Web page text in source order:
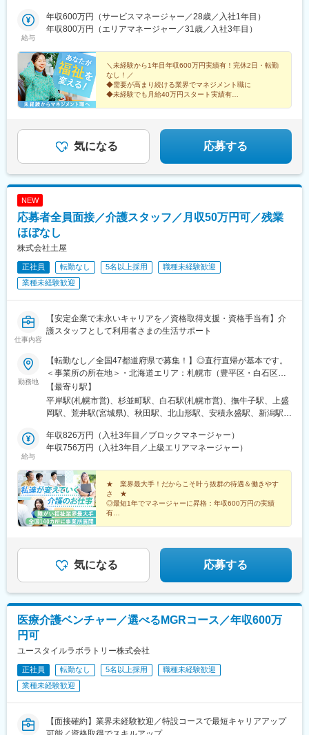
木、群馬、埼玉、千葉、東京、神奈川、新潟、富山、山梨、長野■
東海／岐阜、静岡、愛知、三重■関西／滋賀、京都、大阪、兵庫、
媛、高知■九州／福岡、佐賀、長崎、熊本、大分、宮崎、鹿児島、
沖縄★【エリア勤務希望・移住希望の方優遇】：サポート制度も
充実していますので、現在のお住まいに関わらずご希望をお知ら
せください！☆『寮費無料プラン』あり（規定有）：下記勤務地
希望・移住希望の方はお気軽にご相談ください！※【北海道】【東
京都】【神奈川県】【新潟県】【三重県】【滋賀県】【沖縄県】
用会社負担等の移住支援あり（規定有）・U・Iターン転勤希望者
への1年間の支援あり（規定有）★江戸川・川崎・湘南・川越・香
川・徳島・青森にて新規事業所オープン！
給与
年収600万円（サービスマネージャー／28歳／入社1年目）
年収800万円（エリアマネージャー／31歳／入社3年目）
＼未経験から1年目年収600万円実績有！完休2日・転勤
なし！／
◆需要が高まり続ける業界でマネジメント職に
◆未経験でも月給40万円スタート実績有
気になる 応募する
NEW
応募者全員面接／介護スタッフ／月収50万円可／残業
ほぼなし
株式会社土屋
正社員 転勤なし 5名以上採用
職種未経験歓迎
業種未経験歓迎
仕事内容
【安定企業で末永いキャリアを／資格取得支援・資格手当有】介
護スタッフとして利用者さまの生活サポート
勤務地
【転勤なし／全国47都道府県で募集！】◎直行直帰が基本です。
＜事業所の所在地＞・北海道エリア：札幌市（豊平区・白石区）
／函館市・東北エリア：岩手市／仙台市／秋田市／山形市／郡山
市／弘前市・関東エリア：茨城市／栃木市／高崎市／大宮市／習
志野市／板橋区／多摩市／相模原市／藤沢市／甲府市・東海エリ
ア：新潟市／富山市／金沢市／福井市／長野市・関西エリア：大
阪市／宇治市／西宮市／奈良市／大津市／和歌山市／新宮市・中
／徳島市／高松市／松山市／高知市・九州エリア：福岡市／糟屋
郡粕屋町／北九州市／久留米市／佐賀市／長崎市／熊本市／大分
市／宮崎市／鹿児島市／沖縄市※受動喫煙防止対策：敷地内禁煙※
駐車場あり！車、バイク、自転車などの通勤OK ※地域による※担
当するご利用者のご自宅へ訪問していただきます。※ご希望をお伺
【最寄り駅】
平岸駅(札幌市営)、杉並町駅、白石駅(札幌市営)、撫牛子駅、上盛
岡駅、荒井駅(宮城県)、秋田駅、北山形駅、安積永盛駅、新潟駅、
上駅、多摩センター駅、相模原駅、藤沢駅、国母駅、市役所前駅
(長野県)、県庁前駅(富山県)、上諸江駅、八ツ島駅、岐阜駅、静岡
良線)、天満橋駅、西宮駅、奈良駅、六十谷駅、新宮駅、鳥取駅、
松江駅、備前西市駅、東福山駅、比治山橋駅、幡生駅、阿波富田
駅、元山駅(香川県)、道後公園駅、知寄町二丁目駅、吉塚駅、柚須
駅、木屋瀬駅、西鉄久留米駅、佐賀駅、茂里町駅、健軍町駅、大
分駅、宮崎駅、天文館通駅、古島駅、南平岸駅、新津田沼駅、志
駅、西宮駅(ＪＲ線)、新大宮駅、南区役所前駅、道後温泉駅、馬出
九大病院前駅、新木屋瀬駅、スタジアムシティノース駅、いづろ
給与
年収826万円（入社3年目／ブロックマネージャー）
年収756万円（入社3年目／上級エリアマネージャー）
★ 業界最大手！だからこそ叶う抜群の待遇＆働きやす
さ ★
◎最短1年でマネージャーに昇格：年収600万円の実績
有
気になる 応募する
医療介護ベンチャー／選べるMGRコース／年収600万
円可
ユースタイルラボラトリー株式会社
正社員 転勤なし 5名以上採用
職種未経験歓迎
業種未経験歓迎
【面接確約】業界未経験歓迎／特設コースで最短キャリアアップ